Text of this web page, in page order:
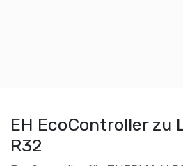
EH EcoController zu
R32